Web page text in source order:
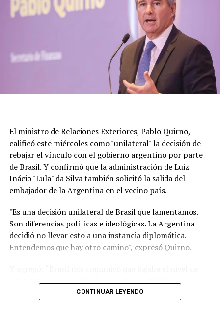
El ministro de Relaciones Exteriores, Pablo Quirno,
calificó este miércoles como "unilateral" la decisión de
rebajar el vínculo con el gobierno argentino por parte
de Brasil. Y confirmó que la administración de Luiz
Inácio "Lula" da Silva también solicitó la salida del
embajador de la Argentina en el vecino país.
"Es una decisión unilateral de Brasil que lamentamos.
Son diferencias políticas e ideológicas. La Argentina
decidió no llevar esto a una instancia diplomática.
Entendemos que hay otro camino", expresó Quirno.
nuestro embajador en Brasilia (Daniel Raimondi) se
CONTINUAR LEYENDO